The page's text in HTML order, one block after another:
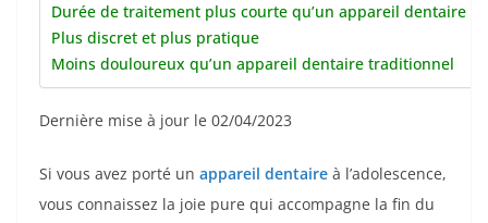
Durée de traitement plus courte qu’un appareil dentaire
Plus discret et plus pratique
Moins douloureux qu’un appareil dentaire traditionnel
Dernière mise à jour le 02/04/2023
Si vous avez porté un appareil dentaire à l’adolescence,
vous connaissez la joie pure qui accompagne la fin du